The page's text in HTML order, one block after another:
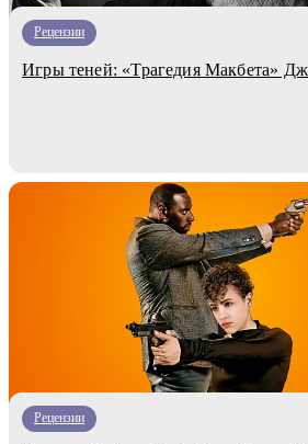
Рецензии
Игры теней: «Трагедия Макбета»
Рецензии